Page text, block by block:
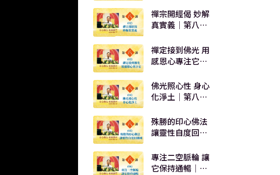
佛法專修講座
禪宗開經偈 妙解
真實義｜第八講
修講座
禪定接到佛光 用
感恩心專注它｜
佛法專修講座
佛光照心性 身心
化淨土｜第八講
修講座
殊勝的印心佛法
讓靈性自度回佛
印心佛法專修講
座
專注二空脈輪 讓
它保持通暢｜第